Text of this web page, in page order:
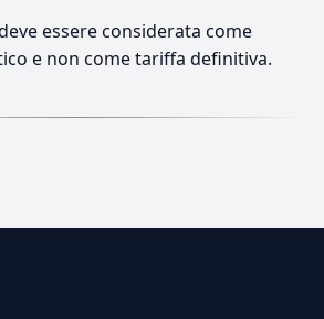
essere considerata come
e non come tariffa definitiva.